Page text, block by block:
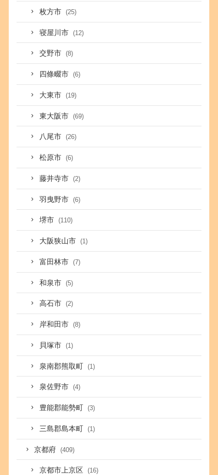
枚方市 (25)
寝屋川市 (12)
交野市 (8)
四條畷市 (6)
大東市 (19)
東大阪市 (69)
八尾市 (26)
松原市 (6)
藤井寺市 (2)
羽曳野市 (6)
堺市 (110)
大阪狭山市 (1)
富田林市 (7)
和泉市 (5)
高石市 (2)
岸和田市 (8)
貝塚市 (1)
泉南郡熊取町 (1)
泉佐野市 (4)
豊能郡能勢町 (3)
三島郡島本町 (1)
京都府 (409)
京都市上京区 (16)